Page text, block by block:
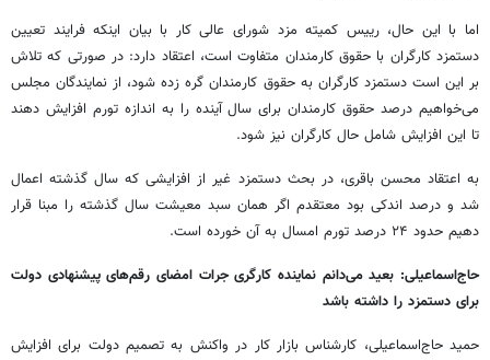
اما با این حال، رییس کمیته مزد شورای عالی کار با بیان اینکه فرایند تعیین
دستمزد کارگران با حقوق کارمندان متفاوت است، اعتقاد دارد: در صورتی که تلاش
بر این است دستمزد کارگران به حقوق کارمندان گره زده شود، از نمایندگان مجلس
می‌خواهیم درصد حقوق کارمندان برای سال آینده را به اندازه تورم افزایش دهند
تا این افزایش شامل حال کارگران نیز شود.
به اعتقاد محسن باقری، در بحث دستمزد غیر از افزایشی که سال گذشته اعمال
شد و درصد اندکی بود معتقدم اگر همان سبد معیشت سال گذشته را مبنا قرار
دهیم حدود ۲۴ درصد تورم امسال به آن خورده است.
حاج‌اسماعیلی: بعید می‌دانم نماینده کارگری جرات امضای رقم‌های پیشنهادی دولت
برای دستمزد را داشته باشد
حمید حاج‌اسماعیلی، کارشناس بازار کار در واکنش به تصمیم دولت برای افزایش